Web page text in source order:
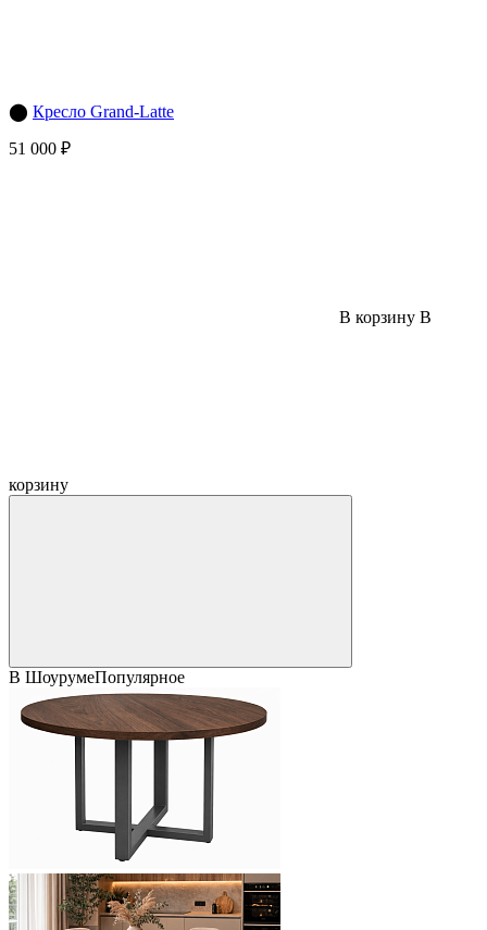
⬤ Кресло Grand-Latte
51 000 ₽
В корзину В
корзину
В ШоурумеПопулярное